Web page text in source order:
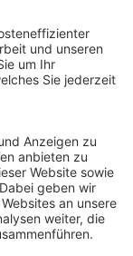
werden
für